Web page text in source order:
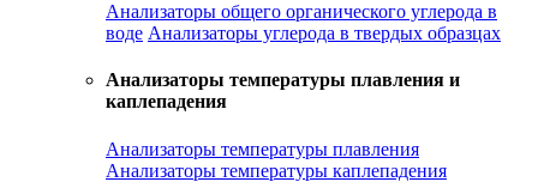
Анализаторы общего органического углерода в
воде Анализаторы углерода в твердых образцах
Анализаторы температуры плавления и
каплепадения
Анализаторы температуры плавления
Анализаторы температуры каплепадения